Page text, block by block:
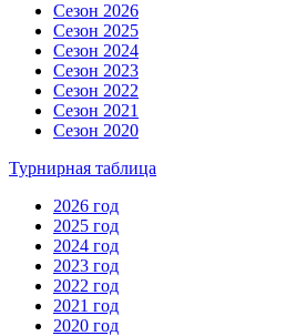
Сезон 2026
Сезон 2025
Сезон 2024
Сезон 2023
Сезон 2022
Сезон 2021
Сезон 2020
Турнирная таблица
2026 год
2025 год
2024 год
2023 год
2022 год
2021 год
2020 год